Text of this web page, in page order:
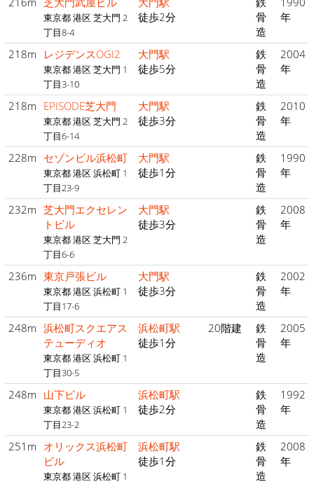
東京都 港区 芝大門 2
丁目8-4
徒歩2分
骨
造
年
218m レジデンスOGI2
東京都 港区 芝大門 1
丁目3-10
大門駅
徒歩5分
鉄
骨
造
2004
年
218m EPISODE芝大門
東京都 港区 芝大門 2
丁目6-14
大門駅
徒歩3分
鉄
骨
造
2010
年
228m セゾンビル浜松町
東京都 港区 浜松町 1
丁目23-9
大門駅
徒歩1分
鉄
骨
造
1990
年
232m 芝大門エクセレン
トビル
東京都 港区 芝大門 2
丁目6-6
大門駅
徒歩3分
鉄
骨
造
2008
年
236m 東京戸張ビル
東京都 港区 浜松町 1
丁目17-6
大門駅
徒歩3分
鉄
骨
造
2002
年
248m 浜松町スクエアス
テューディオ
東京都 港区 浜松町 1
丁目30-5
浜松町駅
徒歩1分
20階建
鉄
骨
造
2005
年
248m 山下ビル
東京都 港区 浜松町 1
丁目23-2
浜松町駅
徒歩2分
鉄
骨
造
1992
年
251m オリックス浜松町
ビル
東京都 港区 浜松町 1
浜松町駅
徒歩1分
鉄
骨
造
2008
年